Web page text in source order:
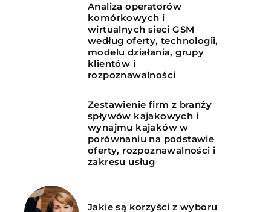
Analiza operatorów
komórkowych i
wirtualnych sieci GSM
według oferty, technologii,
modelu działania, grupy
klientów i
rozpoznawalności
Zestawienie firm z branży
spływów kajakowych i
wynajmu kajaków w
porównaniu na podstawie
oferty, rozpoznawalności i
zakresu usług
Jakie są korzyści z wyboru